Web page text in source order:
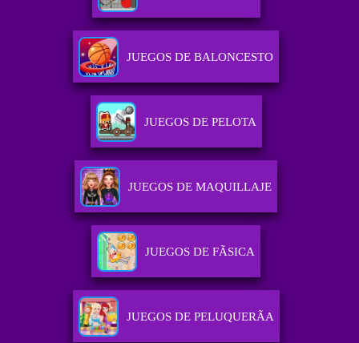
JUEGOS DE BALONCESTO
JUEGOS DE PELOTA
JUEGOS DE MAQUILLAJE
JUEGOS DE FÃ­SICA
JUEGOS DE PELUQUERÃ­A